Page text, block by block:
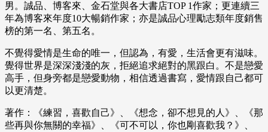
男。誠品、博客來、金石堂與各大書店TOP 1作家；更連續三
年為博客來年度10大暢銷作家；亦是誠品心理勵志類年度銷售
榜的第一名、第五名。
不覺得愛情是生命的唯一，但認為，有愛，生活會更有滋味。
覺得世界是深深淺淺的灰，拒絕追求絕對的黑跟白。不是戀愛
高手，但身旁都是戀愛動物，相信透過書寫，愛情跟自己都可
以更清楚。
著作：《練習，喜歡自己》、《想念，卻不想見的人》、《那
些再與你無關的幸福》、《可不可以，你也剛喜歡我？》、